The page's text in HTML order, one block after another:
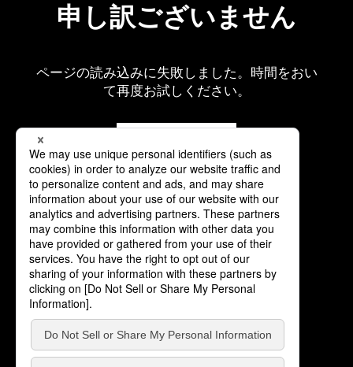
申し訳ございません
ページの読み込みに失敗しました。時間をおい
て再度お試しください。